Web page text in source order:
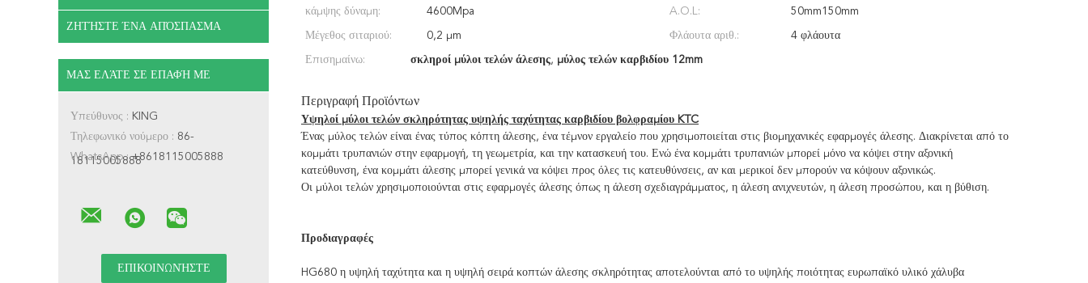
ΖΗΤΉΣΤΕ ΈΝΑ ΑΠΌΣΠΑΣΜΑ
ΜΑΣ ΕΛΆΤΕ ΣΕ ΕΠΑΦΉ ΜΕ
Υπεύθυνος : KING
Τηλεφωνικό νούμερο : 86-
18115005888
WhatsApp :+8618115005888
κάμψης δύναμη: 4600Mpa A.O.L: 50mm150mm
Μέγεθος σιταριού: 0,2 μm Φλάουτα αριθ.: 4 φλάουτα
Επισημαίνω: σκληροί μύλοι τελών άλεσης, μύλος τελών καρβιδίου 12mm
Περιγραφή Προϊόντων
Υψηλοί μύλοι τελών σκληρότητας υψηλής ταχύτητας καρβιδίου βολφραμίου KTC
Ένας μύλος τελών είναι ένας τύπος κόπτη άλεσης, ένα τέμνον εργαλείο που χρησιμοποιείται στις βιομηχανικές εφαρμογές άλεσης. Διακρίνεται από το
κομμάτι τρυπανιών στην εφαρμογή, τη γεωμετρία, και την κατασκευή του. Ενώ ένα κομμάτι τρυπανιών μπορεί μόνο να κόψει στην αξονική
κατεύθυνση, ένα κομμάτι άλεσης μπορεί γενικά να κόψει προς όλες τις κατευθύνσεις, αν και μερικοί δεν μπορούν να κόψουν αξονικώς.
Οι μύλοι τελών χρησιμοποιούνται στις εφαρμογές άλεσης όπως η άλεση σχεδιαγράμματος, η άλεση ανιχνευτών, η άλεση προσώπου, και η βύθιση.
Προδιαγραφές
HG680 η υψηλή ταχύτητα και η υψηλή σειρά κοπτών άλεσης σκληρότητας αποτελούνται από το υψηλής ποιότητας ευρωπαϊκό υλικό χάλυβα